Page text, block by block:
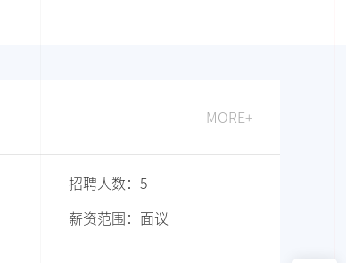
MORE+
招聘人数： 5
薪资范围： 面议